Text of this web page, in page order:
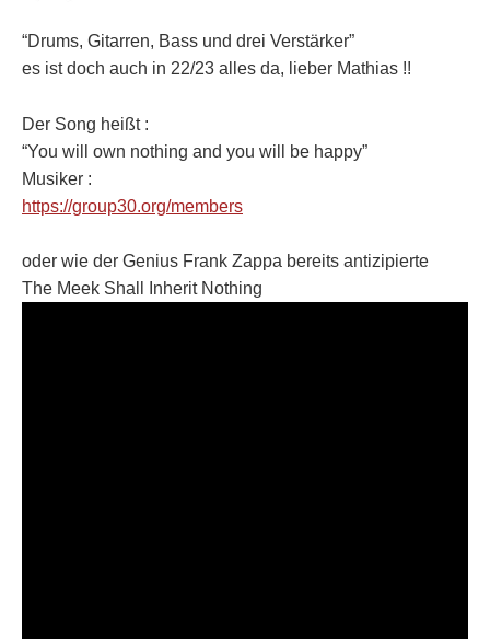
“Drums, Gitarren, Bass und drei Verstärker”
es ist doch auch in 22/23 alles da, lieber Mathias !!
Der Song heißt :
“You will own nothing and you will be happy”
Musiker :
https://group30.org/members
oder wie der Genius Frank Zappa bereits antizipierte
The Meek Shall Inherit Nothing